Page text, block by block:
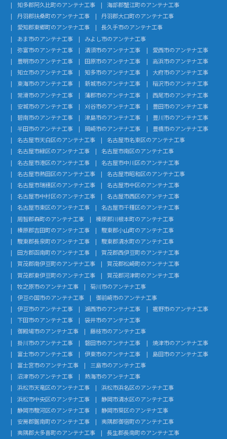
知多郡阿久比町のアンテナ工事
海部郡蟹江町のアンテナ工事
丹羽郡扶桑町のアンテナ工事
丹羽郡大口町のアンテナ工事
愛知郡東郷町のアンテナ工事
長久手市のアンテナ工事
あま市のアンテナ工事
みよし市のアンテナ工事
弥富市のアンテナ工事
清須市のアンテナ工事
愛西市のアンテナ工事
豊明市のアンテナ工事
田原市のアンテナ工事
高浜市のアンテナ工事
知立市のアンテナ工事
知多市のアンテナ工事
大府市のアンテナ工事
東海市のアンテナ工事
新城市のアンテナ工事
稲沢市のアンテナ工事
常滑市のアンテナ工事
蒲郡市のアンテナ工事
西尾市のアンテナ工事
安城市のアンテナ工事
刈谷市のアンテナ工事
豊田市のアンテナ工事
碧南市のアンテナ工事
津島市のアンテナ工事
豊川市のアンテナ工事
半田市のアンテナ工事
岡崎市のアンテナ工事
豊橋市のアンテナ工事
名古屋市天白区のアンテナ工事
名古屋市名東区のアンテナ工事
名古屋市緑区のアンテナ工事
名古屋市南区のアンテナ工事
名古屋市港区のアンテナ工事
名古屋市中川区のアンテナ工事
名古屋市熱田区のアンテナ工事
名古屋市昭和区のアンテナ工事
名古屋市瑞穂区のアンテナ工事
名古屋市中区のアンテナ工事
名古屋市中村区のアンテナ工事
名古屋市西区のアンテナ工事
名古屋市東区のアンテナ工事
名古屋市千種区のアンテナ工事
周智郡森町のアンテナ工事
榛原郡川根本町のアンテナ工事
榛原郡吉田町のアンテナ工事
駿東郡小山町のアンテナ工事
駿東郡長泉町のアンテナ工事
駿東郡清水町のアンテナ工事
田方郡函南町のアンテナ工事
賀茂郡西伊豆町のアンテナ工事
賀茂郡南伊豆町のアンテナ工事
賀茂郡松崎町のアンテナ工事
賀茂郡東伊豆町のアンテナ工事
賀茂郡河津町のアンテナ工事
牧之原市のアンテナ工事
菊川市のアンテナ工事
伊豆の国市のアンテナ工事
御前崎市のアンテナ工事
伊豆市のアンテナ工事
湖西市のアンテナ工事
裾野市のアンテナ工事
下田市のアンテナ工事
袋井市のアンテナ工事
御殿場市のアンテナ工事
藤枝市のアンテナ工事
掛川市のアンテナ工事
磐田市のアンテナ工事
焼津市のアンテナ工事
富士市のアンテナ工事
伊東市のアンテナ工事
島田市のアンテナ工事
富士宮市のアンテナ工事
三島市のアンテナ工事
沼津市のアンテナ工事
熱海市のアンテナ工事
浜松市天竜区のアンテナ工事
浜松市浜名区のアンテナ工事
浜松市中央区のアンテナ工事
静岡市清水区のアンテナ工事
静岡市駿河区のアンテナ工事
静岡市葵区のアンテナ工事
安房郡鋸南町のアンテナ工事
夷隅郡御宿町のアンテナ工事
夷隅郡大多喜町のアンテナ工事
長生郡長南町のアンテナ工事